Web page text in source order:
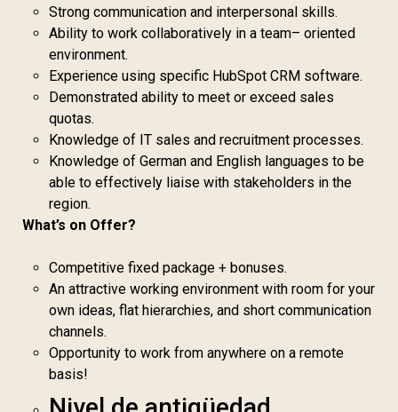
Strong communication and interpersonal skills.
Ability to work collaboratively in a team– oriented
environment.
Experience using specific HubSpot CRM software.
Demonstrated ability to meet or exceed sales
quotas.
Knowledge of IT sales and recruitment processes.
Knowledge of German and English languages to be
able to effectively liaise with stakeholders in the
region.
What’s on Offer?
Competitive fixed package + bonuses.
An attractive working environment with room for your
own ideas, flat hierarchies, and short communication
channels.
Opportunity to work from anywhere on a remote
basis!